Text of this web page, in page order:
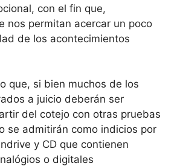
con el fin que,
nos permitan acercar un poco
de los acontecimientos
que, si bien muchos de los
a juicio deberán ser
del cotejo con otras pruebas
se admitirán como indicios por
y CD que contienen
o digitales